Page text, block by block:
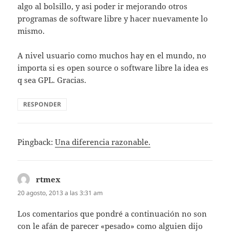
algo al bolsillo, y asi poder ir mejorando otros
programas de software libre y hacer nuevamente lo
mismo.
A nivel usuario como muchos hay en el mundo, no
importa si es open source o software libre la idea es
q sea GPL. Gracias.
RESPONDER
Pingback:Una diferencia razonable.
rtmex
20 agosto, 2013 a las 3:31 am
Los comentarios que pondré a continuación no son
con le afán de parecer «pesado» como alguien dijo